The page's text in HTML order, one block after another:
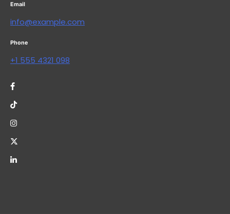
Email
info@example.com
Phone
+1 555 4321 098